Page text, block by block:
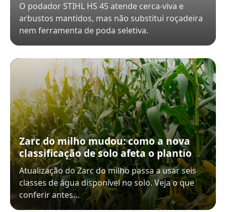
O podador STIHL HS 45 atende cerca-viva e
arbustos mantidos, mas não substitui roçadeira
nem ferramenta de poda seletiva.
Zarc do milho mudou: como a nova
classificação de solo afeta o plantio
Atualização do Zarc do milho passa a usar seis
classes de água disponível no solo. Veja o que
conferir antes…